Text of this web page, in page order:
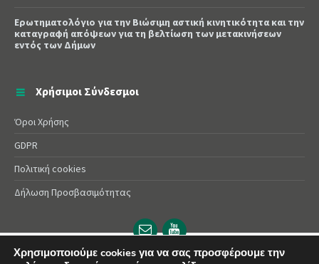
Ερωτηματολόγιο για την Βιώσιμη αστική κινητικότητα και την
καταγραφή απόψεων για τη βελτίωση των μετακινήσεων
εντός των Δήμων
Χρήσιμοι Σύνδεσμοι
Όροι Χρήσης
GDPR
Πολιτική cookies
Δήλωση Προσβασιμότητας
Email
url
YouTube
url
Χρησιμοποιούμε cookies για να σας προσφέρουμε την